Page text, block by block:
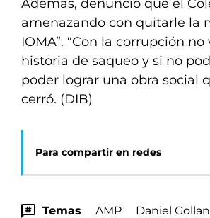
Además, denunció que el
amenazando con quitarle la
IOMA”. “Con la corrupción
historia de saqueo y si no
poder lograr una obra social
cerró. (DIB)
Para compartir en redes
Temas AMP Daniel Gollan